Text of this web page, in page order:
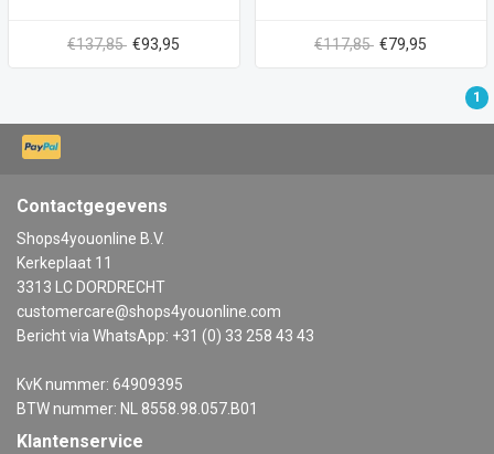
€137,85 €93,95 €117,85 €79,95
1
Contactgegevens
Shops4youonline B.V.
Kerkeplaat 11
3313 LC DORDRECHT
customercare@shops4youonline.com
Bericht via WhatsApp: +31 (0) 33 258 43 43
KvK nummer: 64909395
BTW nummer: NL 8558.98.057.B01
Klantenservice